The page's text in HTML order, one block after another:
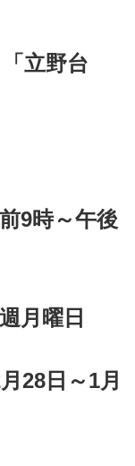
野台
9時～午後
月曜日
28日～1月